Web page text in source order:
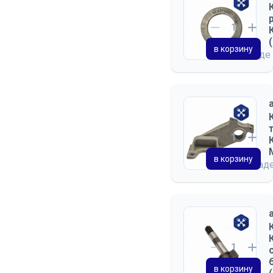
на складе
в корзину
на
в корзину
в корзину